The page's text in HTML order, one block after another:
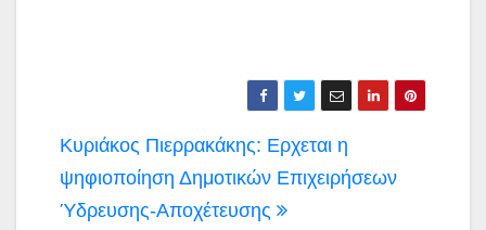
Πλοήγηση
άρθρων
Κυριάκος Πιερρακάκης: Ερχεται η
ψηφιοποίηση Δημοτικών Επιχειρήσεων
Ύδρευσης-Αποχέτευσης